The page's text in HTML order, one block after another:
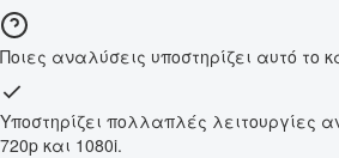
Ποιες αναλύσεις υποστηρίζει αυτό το
Υποστηρίζει πολλαπλές λειτουργίες
720p και 1080i.